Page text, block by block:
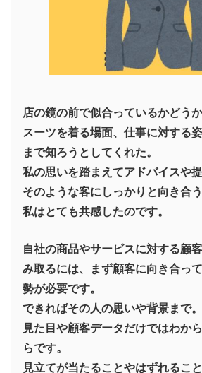
店の鏡の前で似合っているかどう
スーツを着る場面、仕事に対する
まで知ろうとしてくれた。
私の思いを踏まえてアドバイスや
そのような客にしっかりと向き合
私はとても共感したのです。
自社の商品やサービスに対する顧
み取るには、まず顧客に向き合っ
勢が必要です。
できればその人の思いや背景まで。
見た目や顧客データだけではわか
らです。
見立てが当たることやはずれるこ